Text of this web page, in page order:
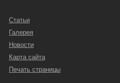
Статьи
Галерея
Новости
Карта сайта
Печать страницы